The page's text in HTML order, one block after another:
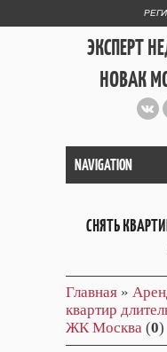
ЭКСПЕРТ
НОВАК
Публичный
web
NAVIGATION
СНЯТЬ
Главная »
квартир
ЖК Москва (0)